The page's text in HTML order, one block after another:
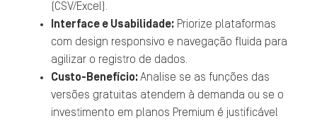
(CSV/Excel).
Interface e Usabilidade: Priorize plataformas
com design responsivo e navegação fluida para
agilizar o registro de dados.
Custo-Benefício:Analise se as funções das
versões gratuitas atendem à demanda ou se o
investimento em planos Premium é justificável